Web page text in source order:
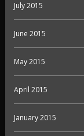
July 2015
June 2015
May 2015
April 2015
January 2015